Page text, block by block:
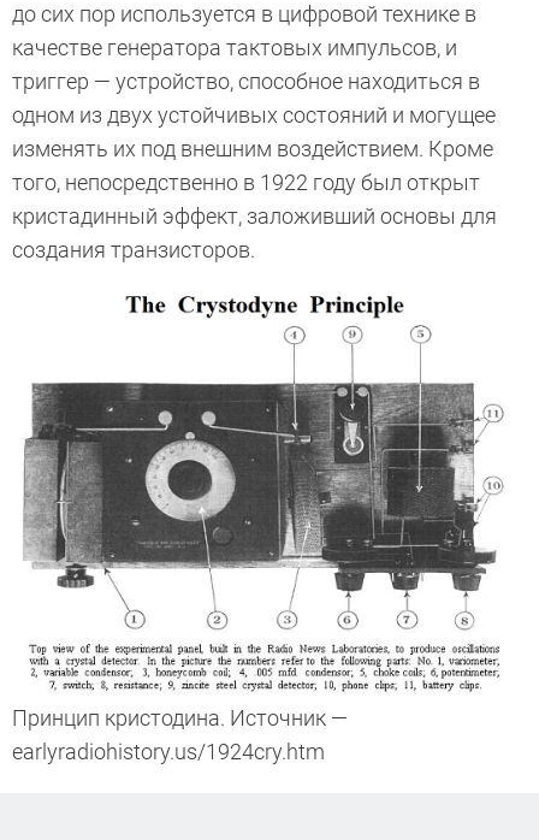
до сих пор используется в цифровой технике в
качестве генератора тактовых импульсов, и
триггер — устройство, способное находиться в
одном из двух устойчивых состояний и могущее
изменять их под внешним воздействием. Кроме
того, непосредственно в 1922 году был открыт
кристадинный эффект, заложивший основы для
создания транзисторов.
Принцип кристодина. Источник —
earlyradiohistory.us/1924cry.htm